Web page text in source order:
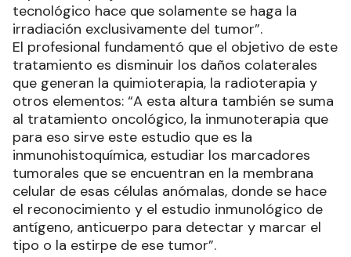
tecnológico hace que solamente se haga la
irradiación exclusivamente del tumor”.
El profesional fundamentó que el objetivo de este
tratamiento es disminuir los daños colaterales
que generan la quimioterapia, la radioterapia y
otros elementos: “A esta altura también se suma
al tratamiento oncológico, la inmunoterapia que
para eso sirve este estudio que es la
inmunohistoquímica, estudiar los marcadores
tumorales que se encuentran en la membrana
celular de esas células anómalas, donde se hace
el reconocimiento y el estudio inmunológico de
antígeno, anticuerpo para detectar y marcar el
tipo o la estirpe de ese tumor”.